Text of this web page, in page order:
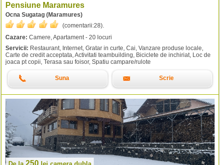
Pensiune Maramures
Ocna Sugatag (Maramures)
(comentarii:28).
Cazare: Camere, Apartament - 20 locuri
Servicii: Restaurant, Internet, Gratar in curte, Cai, Vanzare produse locale,
Carte de credit acceptata, Activitati teambuilding, Biciclete de inchiriat, Loc de
joaca pt copii, Terasa sau foisor, Spatiu campare/rulote
Suna Scrie
250